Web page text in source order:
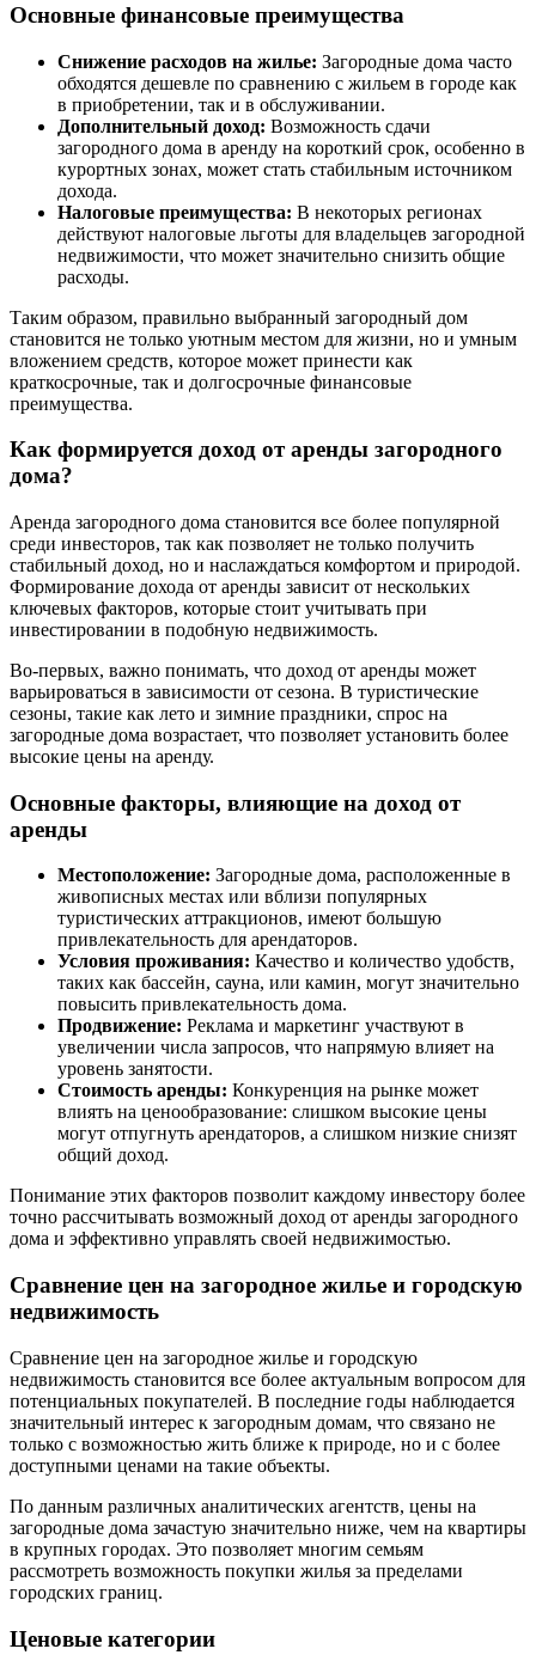
Основные финансовые преимущества
Снижение расходов на жилье: Загородные дома часто
обходятся дешевле по сравнению с жильем в городе как
в приобретении, так и в обслуживании.
Дополнительный доход: Возможность сдачи
загородного дома в аренду на короткий срок, особенно в
курортных зонах, может стать стабильным источником
дохода.
Налоговые преимущества: В некоторых регионах
действуют налоговые льготы для владельцев загородной
недвижимости, что может значительно снизить общие
расходы.
Таким образом, правильно выбранный загородный дом
становится не только уютным местом для жизни, но и умным
вложением средств, которое может принести как
краткосрочные, так и долгосрочные финансовые
преимущества.
Как формируется доход от аренды загородного
дома?
Аренда загородного дома становится все более популярной
среди инвесторов, так как позволяет не только получить
стабильный доход, но и наслаждаться комфортом и природой.
Формирование дохода от аренды зависит от нескольких
ключевых факторов, которые стоит учитывать при
инвестировании в подобную недвижимость.
Во-первых, важно понимать, что доход от аренды может
варьироваться в зависимости от сезона. В туристические
сезоны, такие как лето и зимние праздники, спрос на
загородные дома возрастает, что позволяет установить более
высокие цены на аренду.
Основные факторы, влияющие на доход от
аренды
Местоположение: Загородные дома, расположенные в
живописных местах или вблизи популярных
туристических аттракционов, имеют большую
привлекательность для арендаторов.
Условия проживания: Качество и количество удобств,
таких как бассейн, сауна, или камин, могут значительно
повысить привлекательность дома.
Продвижение: Реклама и маркетинг участвуют в
увеличении числа запросов, что напрямую влияет на
уровень занятости.
Стоимость аренды: Конкуренция на рынке может
влиять на ценообразование: слишком высокие цены
могут отпугнуть арендаторов, а слишком низкие снизят
общий доход.
Понимание этих факторов позволит каждому инвестору более
точно рассчитывать возможный доход от аренды загородного
дома и эффективно управлять своей недвижимостью.
Сравнение цен на загородное жилье и городскую
недвижимость
Сравнение цен на загородное жилье и городскую
недвижимость становится все более актуальным вопросом для
потенциальных покупателей. В последние годы наблюдается
значительный интерес к загородным домам, что связано не
только с возможностью жить ближе к природе, но и с более
доступными ценами на такие объекты.
По данным различных аналитических агентств, цены на
загородные дома зачастую значительно ниже, чем на квартиры
в крупных городах. Это позволяет многим семьям
рассмотреть возможность покупки жилья за пределами
городских границ.
Ценовые категории